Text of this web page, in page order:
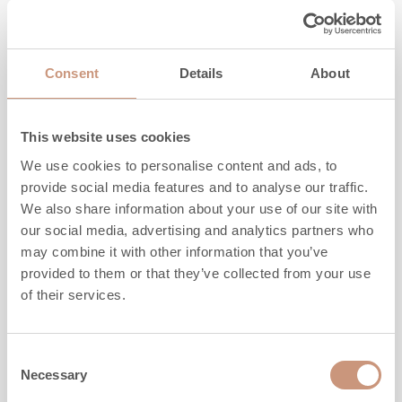
Consent Details About
This website uses cookies
We use cookies to personalise content and ads, to
provide social media features and to analyse our traffic.
We also share information about your use of our site with
our social media, advertising and analytics partners who
may combine it with other information that you’ve
provided to them or that they’ve collected from your use
of their services.
Selection
Necessary
Saramo S